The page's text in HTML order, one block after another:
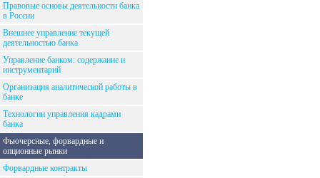
Правовые основы деятельности банка
в России
Внешнее управление текущей
деятельностью банка
Управление банком: содержание и
инструментарий
Организация аналитической работы в
банке
Технологии управления кадрами
банка
Фьючерсные, форвардные и
опционные рынки
Форвардные контракты